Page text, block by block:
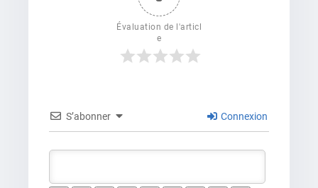
Évaluation de l'articl
e
S’abonner Connexion